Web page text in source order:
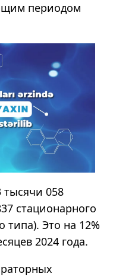
периодом
тысячи 058
стационарного
типа). Это на 12%
2024 года.